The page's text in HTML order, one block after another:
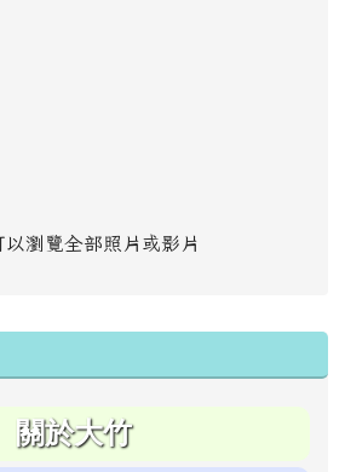
以瀏覽全部照片或影片
關於大竹